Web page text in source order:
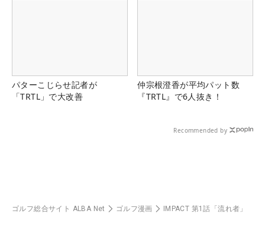
パターこじらせ記者が
「TRTL」で大改善
仲宗根澄香が平均パット数
『TRTL』で6人抜き！
Recommended by
ゴルフ総合サイト ALBA Net ゴルフ漫画 IMPACT 第1話「流れ者」